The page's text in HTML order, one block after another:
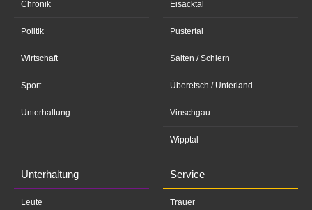
Chronik
Politik
Wirtschaft
Sport
Unterhaltung
Eisacktal
Pustertal
Salten / Schlern
Überetsch / Unterland
Vinschgau
Wipptal
Unterhaltung
Leute
Service
Trauer